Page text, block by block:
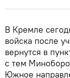
В Кремле
войска после
вернутся в
с тем
Южное